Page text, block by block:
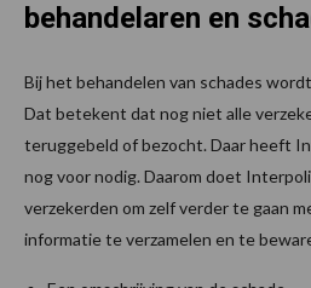
behandelaren en
Bij het behandelen van schades
Dat betekent dat nog niet alle
teruggebeld of bezocht. Daar heeft
nog voor nodig. Daarom doet
verzekerden om zelf verder te gaan
informatie te verzamelen en te